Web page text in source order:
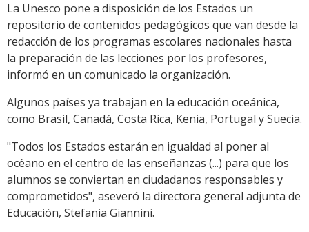
La Unesco pone a disposición de los Estados un
repositorio de contenidos pedagógicos que van desde la
redacción de los programas escolares nacionales hasta
la preparación de las lecciones por los profesores,
informó en un comunicado la organización.
Algunos países ya trabajan en la educación oceánica,
como Brasil, Canadá, Costa Rica, Kenia, Portugal y Suecia.
"Todos los Estados estarán en igualdad al poner al
océano en el centro de las enseñanzas (...) para que los
alumnos se conviertan en ciudadanos responsables y
comprometidos", aseveró la directora general adjunta de
Educación, Stefania Giannini.